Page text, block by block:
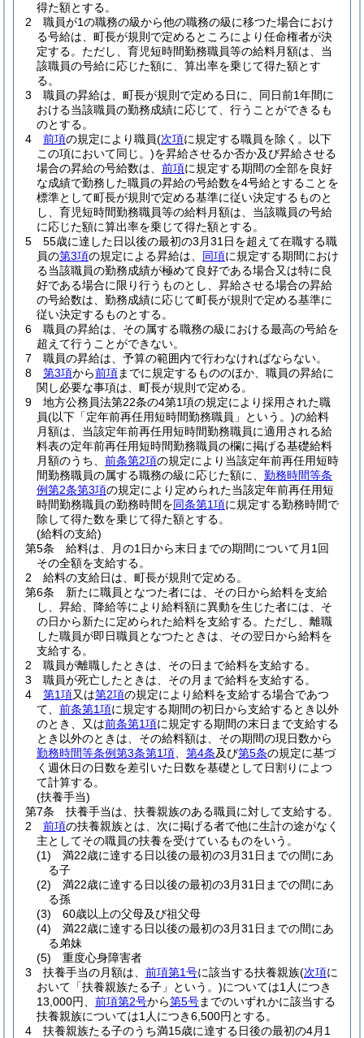
得た額とする。
2
職員が1の職務の級から他の職務の級に移つた場合におけ
る号給は、町長が規則で定めるところにより任命権者が決
定する。 ただし、育児短時間勤務職員等の給料月額は、当
該職員の号給に応じた額に、算出率を乗じて得た額とす
る。
3
職員の昇給は、町長が規則で定める日に、同日前1年間に
おける当該職員の勤務成績に応じて、行うことができるも
のとする。
4
前項の規定により職員(次項に規定する職員を除く。以下
この項において同じ。)を昇給させるか否か及び昇給させる
場合の昇給の号給数は、 前項に規定する期間の全部を良好
な成績で勤務した職員の昇給の号給数を4号給とすることを
標準として町長が規則で定める基準に従い決定するものと
し、育児短時間勤務職員等の給料月額は、当該職員の号給
に応じた額に算出率を乗じて得た額とする。
5
55歳に達した日以後の最初の3月31日を超えて在職する職
員の第3項の規定による昇給は、 同項に規定する期間におけ
る当該職員の勤務成績が極めて良好である場合又は特に良
好である場合に限り行うものとし、昇給させる場合の昇給
の号給数は、勤務成績に応じて町長が規則で定める基準に
従い決定するものとする。
6
職員の昇給は、その属する職務の級における最高の号給を
超えて行うことができない。
7
職員の昇給は、予算の範囲内で行わなければならない。
8
第3項から前項までに規定するもののほか、職員の昇給に
関し必要な事項は、町長が規則で定める。
9
地方公務員法第22条の4第1項の規定により採用された職
員(以下「定年前再任用短時間勤務職員」という。)の給料
月額は、当該定年前再任用短時間勤務職員に適用される給
料表の定年前再任用短時間勤務職員の欄に掲げる基礎給料
月額のうち、 前条第2項の規定により当該定年前再任用短時
間勤務職員の属する職務の級に応じた額に、 勤務時間等条
例第2条第3項の規定により定められた当該定年前再任用短
時間勤務職員の勤務時間を同条第1項に規定する勤務時間で
除して得た数を乗じて得た額とする。
(給料の支給)
第5条
給料は、月の1日から末日までの期間について月1回
その全額を支給する。
2
給料の支給日は、町長が規則で定める。
第6条
新たに職員となつた者には、その日から給料を支給
し、昇給、降給等により給料額に異動を生じた者には、そ
の日から新たに定められた給料を支給する。 ただし、離職
した職員が即日職員となつたときは、その翌日から給料を
支給する。
2
職員が離職したときは、その日まで給料を支給する。
3
職員が死亡したときは、その月まで給料を支給する。
4
第1項又は第2項の規定により給料を支給する場合であつ
て、 前条第1項に規定する期間の初日から支給するとき以外
のとき、又は前条第1項に規定する期間の末日まで支給する
とき以外のときは、その給料額は、その期間の現日数から
勤務時間等条例第3条第1項
第4条及び第5条の規定に基づ
く週休日の日数を差引いた日数を基礎として日割りによつ
て計算する。
(扶養手当)
第7条
扶養手当は、扶養親族のある職員に対して支給する。
2
前項の扶養親族とは、次に掲げる者で他に生計の途がなく
主としてその職員の扶養を受けているものをいう。
(1)
満22歳に達する日以後の最初の3月31日までの間にあ
る子
(2)
満22歳に達する日以後の最初の3月31日までの間にあ
る孫
(3)
60歳以上の父母及び祖父母
(4)
満22歳に達する日以後の最初の3月31日までの間にあ
る弟妹
(5)
重度心身障害者
3
扶養手当の月額は、 前項第1号に該当する扶養親族(次項に
おいて「扶養親族たる子」という。)については1人につき
13,000円、 前項第2号から第5号までのいずれかに該当する
扶養親族については1人につき6,500円とする。
4
扶養親族たる子のうち満15歳に達する日後の最初の4月1